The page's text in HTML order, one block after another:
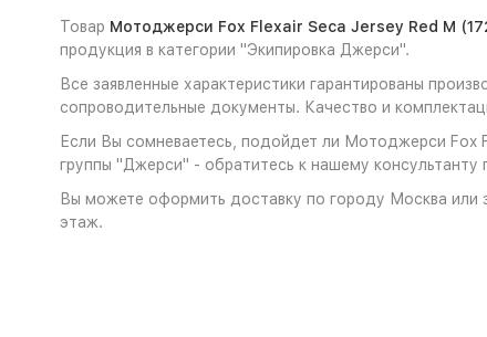
Товар Мотоджерси Fox Flexair Seca Jersey Red M
продукция в категории "Экипировка Джерси".
Все заявленные характеристики гарантированы
сопроводительные документы. Качество и
Если Вы сомневаетесь, подойдет ли Мотоджерси Fox
группы "Джерси" - обратитесь к нашему консультанту
Вы можете оформить доставку по городу Москва или
этаж.